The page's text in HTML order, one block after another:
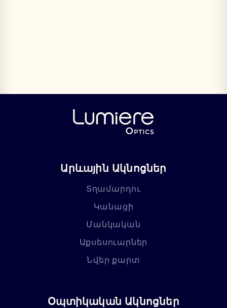
Արևային Ակնոցներ
Տղամարդու
Կանացի
Մանկական
Աքսեսուարներ
Նվեր քարտ
Օպտիկական Ակնոցներ